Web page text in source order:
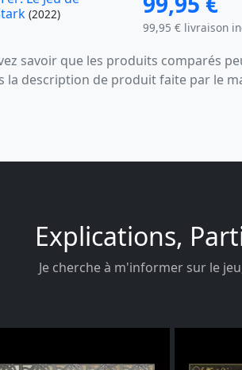
(2022)
99,95 € livraison
savoir que les produits comparés
la description de produit faite par le
Explications,
Je cherche à m'informer sur le